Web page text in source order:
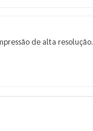
de alta resolução.